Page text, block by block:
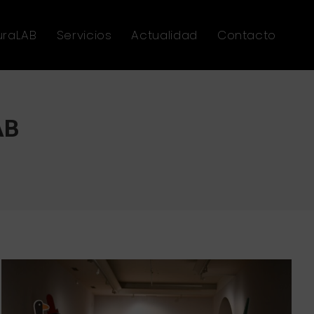
Servicios Actualidad Contacto